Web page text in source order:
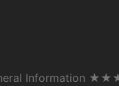
Information